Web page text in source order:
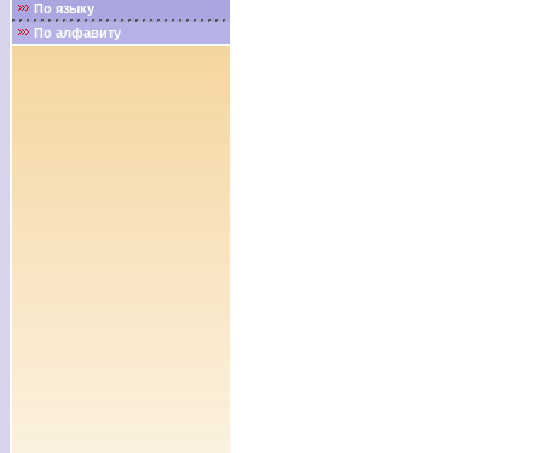
По языку
По алфавиту